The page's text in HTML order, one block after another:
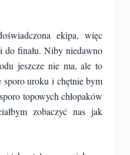
ekipa, więc
do finału. Niby niedawno
jeszcze nie ma, ale to
sporo uroku i chętnie bym
topowych chłopaków
zobaczyć nas jak